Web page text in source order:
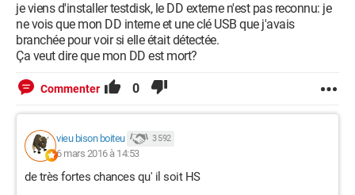
je viens d'installer testdisk, le DD externe n'est pas reconnu: je
ne vois que mon DD interne et une clé USB que j'avais
branchée pour voir si elle était détectée.
Ça veut dire que mon DD est mort?
Commenter 0
vieu bison boiteu 3 592
6 mars 2016 à 14:53
de très fortes chances qu' il soit HS